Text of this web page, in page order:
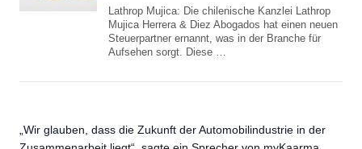
Lathrop Mujica: Die chilenische Kanzlei Lathrop
Mujica Herrera & Diez Abogados hat einen neuen
Steuerpartner ernannt, was in der Branche für
Aufsehen sorgt. Diese …
„Wir glauben, dass die Zukunft der Automobilindustrie in der